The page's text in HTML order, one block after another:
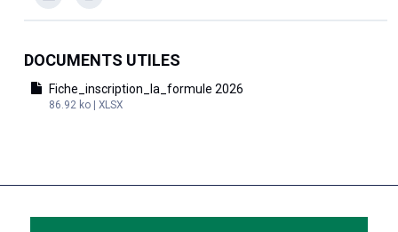
DOCUMENTS UTILES
Fiche_inscription_la_formule 2026
86.92 ko | XLSX